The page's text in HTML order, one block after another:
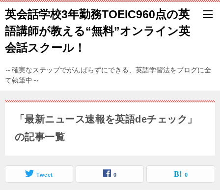
英会話学校3年勤務TOEIC960点の英
語講師が教える“無料”オンライン英
会話スクール！
～確実なステップでがんばらずにできる、英語学習法をブログに全
て執筆中～
「最新ニュース速報を英語deチェック」
の記事一覧
Tweet 0 0